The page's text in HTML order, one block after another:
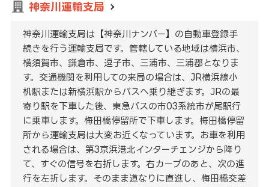
神奈川運輸支局
神奈川運輸支局は【神奈川ナンバー】の自動車登録手
続きを行う運輸支局です。管轄している地域は横浜市、
横須賀市、鎌倉市、逗子市、三浦市、三浦郡となりま
す。交通機関を利用しての来局の場合は、JR横浜線小
机駅または新横浜駅からバスへ乗り継ぎます。JRの最
寄り駅を下車した後、東急バスの市03系統市が尾駅行
に乗車します。梅田橋停留所で下車します。梅田橋停留
所から運輸支局は大変お近くなっています。お車を利用
される場合は、第3京浜港北インターチェンジから降り
て、すぐの信号を右折します。右カーブのあと、次の進
行を左折します。そのまま道なりに直進し、梅田橋交差